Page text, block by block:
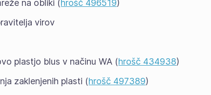
na obliki (hrošč 496519)
virov
plastjo blus v načinu WA (hrošč 434938)
zaklenjenih plasti (hrošč 497389)